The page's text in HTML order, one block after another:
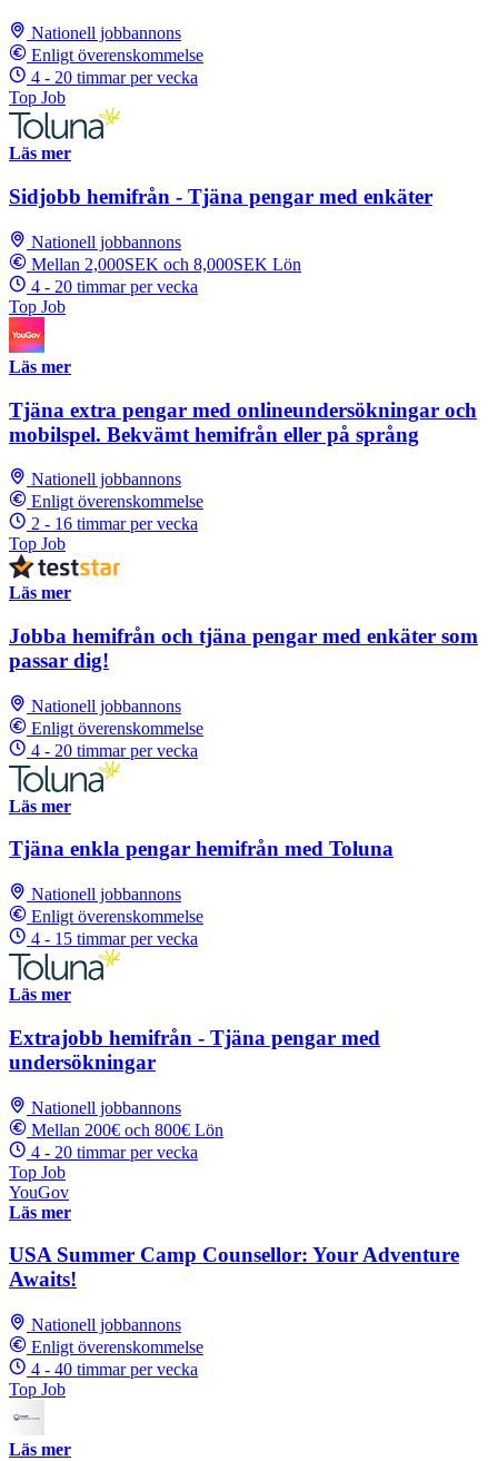
Nationell jobbannons
Enligt överenskommelse
4 - 20 timmar per vecka
Top Job
Läs mer
Sidjobb hemifrån - Tjäna pengar med enkäter
Nationell jobbannons
Mellan 2,000SEK och 8,000SEK Lön
4 - 20 timmar per vecka
Top Job
Läs mer
Tjäna extra pengar med onlineundersökningar och
mobilspel. Bekvämt hemifrån eller på språng
Nationell jobbannons
Enligt överenskommelse
2 - 16 timmar per vecka
Top Job
Läs mer
Jobba hemifrån och tjäna pengar med enkäter som
passar dig!
Nationell jobbannons
Enligt överenskommelse
4 - 20 timmar per vecka
Läs mer
Tjäna enkla pengar hemifrån med Toluna
Nationell jobbannons
Enligt överenskommelse
4 - 15 timmar per vecka
Läs mer
Extrajobb hemifrån - Tjäna pengar med
undersökningar
Nationell jobbannons
Mellan 200€ och 800€ Lön
4 - 20 timmar per vecka
Top Job
YouGov
Läs mer
USA Summer Camp Counsellor: Your Adventure
Awaits!
Nationell jobbannons
Enligt överenskommelse
4 - 40 timmar per vecka
Top Job
Läs mer